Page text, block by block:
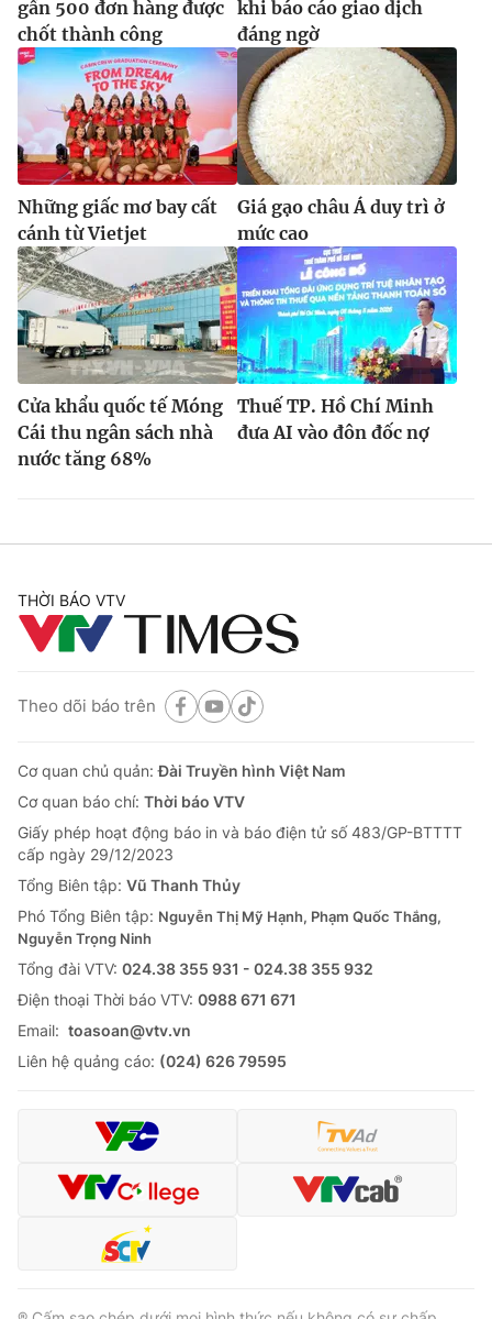
gần 500 đơn hàng được
chốt thành công
khi báo cáo giao dịch
đáng ngờ
Những giấc mơ bay cất
cánh từ Vietjet
Giá gạo châu Á duy trì ở
mức cao
Cửa khẩu quốc tế Móng
Cái thu ngân sách nhà
nước tăng 68%
Thuế TP. Hồ Chí Minh
đưa AI vào đôn đốc nợ
THỜI BÁO VTV
Theo dõi báo trên
Cơ quan chủ quản:Đài Truyền hình Việt Nam
Cơ quan báo chí: Thời báo VTV
Giấy phép hoạt động báo in và báo điện tử số 483/GP-BTTTT
cấp ngày 29/12/2023
Tổng Biên tập: Vũ Thanh Thủy
Phó Tổng Biên tập: Nguyễn Thị Mỹ Hạnh, Phạm Quốc Thắng,
Nguyễn Trọng Ninh
Tổng đài VTV: 024.38 355 931 - 024.38 355 932
Ðiện thoại Thời báo VTV: 0988 671 671
Email: toasoan@vtv.vn
Liên hệ quảng cáo: (024) 626 79595